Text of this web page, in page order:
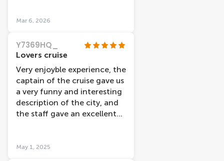
Mar 6, 2026
Y7369HQ_
Lovers cruise
Very enjoyble experience, the
captain of the cruise gave us
a very funny and interesting
description of the city, and
the staff gave an excellent
May 1, 2025